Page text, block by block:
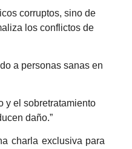
corruptos, sino de
los conflictos de
a personas sanas en
y el sobretratamiento
daño.”
charla exclusiva para